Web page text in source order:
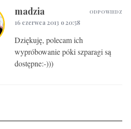
madzia
16 czerwca 2013 o 20:58
Dziękuję, polecam ich
wypróbowanie póki szparagi są
dostępne:-)))
ODPOWIEDZ